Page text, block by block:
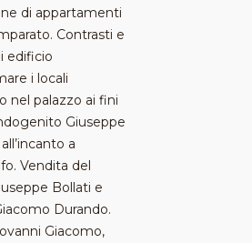
di appartamenti
Contrasti e
edificio
i locali
nel palazzo ai fini
Giuseppe
a
Vendita del
Bollati e
Durando.
Giacomo,